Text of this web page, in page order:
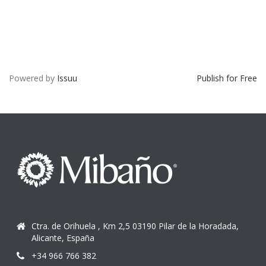
Powered by Issuu Publish for Free
Ctra. de Orihuela , Km 2,5 03190 Pilar de la Horadada,
Alicante, España
+34 966 766 382